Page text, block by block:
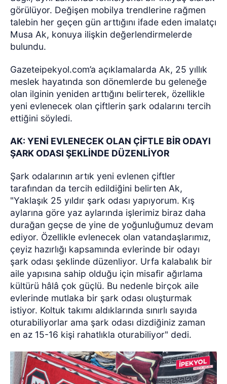
görülüyor. Değişen mobilya trendlerine rağmen
talebin her geçen gün arttığını ifade eden imalatçı
Musa Ak, konuya ilişkin değerlendirmelerde
bulundu.
Gazeteipekyol.com’a açıklamalarda Ak, 25 yıllık
meslek hayatında son dönemlerde bu geleneğe
olan ilginin yeniden arttığını belirterek, özellikle
yeni evlenecek olan çiftlerin şark odalarını tercih
ettiğini söyledi.
AK: YENİ EVLENECEK OLAN ÇİFTLE BİR ODAYI
ŞARK ODASI ŞEKLİNDE DÜZENLİYOR
Şark odalarının artık yeni evlenen çiftler
tarafından da tercih edildiğini belirten Ak,
"Yaklaşık 25 yıldır şark odası yapıyorum. Kış
aylarına göre yaz aylarında işlerimiz biraz daha
durağan geçse de yine de yoğunluğumuz devam
ediyor. Özellikle evlenecek olan vatandaşlarımız,
çeyiz hazırlığı kapsamında evlerinde bir odayı
şark odası şeklinde düzenliyor. Urfa kalabalık bir
aile yapısına sahip olduğu için misafir ağırlama
kültürü hâlâ çok güçlü. Bu nedenle birçok aile
evlerinde mutlaka bir şark odası oluşturmak
istiyor. Koltuk takımı aldıklarında sınırlı sayıda
oturabiliyorlar ama şark odası dizdiğiniz zaman
en az 15-16 kişi rahatlıkla oturabiliyor" dedi.